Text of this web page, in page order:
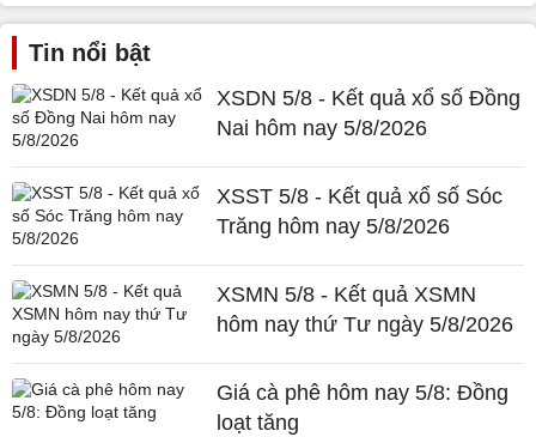
Tin nổi bật
XSDN 5/8 - Kết quả xổ số Đồng
Nai hôm nay 5/8/2026
XSST 5/8 - Kết quả xổ số Sóc
Trăng hôm nay 5/8/2026
XSMN 5/8 - Kết quả XSMN
hôm nay thứ Tư ngày 5/8/2026
Giá cà phê hôm nay 5/8: Đồng
loạt tăng